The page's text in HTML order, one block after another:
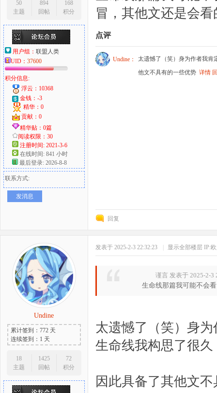
50
主题
894
回帖
168
积分
用户组： 联盟人类
UID： 37600
积分信息:
浮云：10368
金钱：-3
精华：0
贡献：0
精华贴：0篇
阅读权限：30
注册时间: 2021-3-6
在线时间: 841 小时
最后登录: 2026-8-8
联系方式:
发消息
冒，其他文还是会
点评
Undine：
太遗憾了（笑）身为作者我肯
他文不具有的一些优势 详情
回复
Undine
累计签到：772 天
连续签到：1 天
18
主题
1425
回帖
72
积分
发表于 2025-2-3 22:32:23 显示全部楼层 IP:
谨言 发表于 2025-2-3
生命线那篇我可能不会
太遗憾了（笑）身
生命线我构思了很
因此具备了其他文